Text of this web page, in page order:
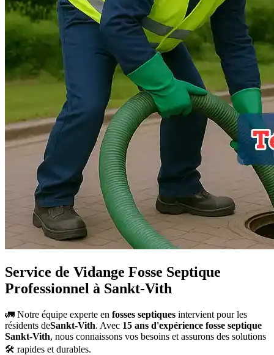
Service de Vidange Fosse Septique
Professionnel à Sankt-Vith
🚛 Notre équipe experte en fosses septiques intervient pour les
résidents deSankt-Vith. Avec 15 ans d'expérience fosse septique
Sankt-Vith, nous connaissons vos besoins et assurons des solutions
🛠️ rapides et durables.